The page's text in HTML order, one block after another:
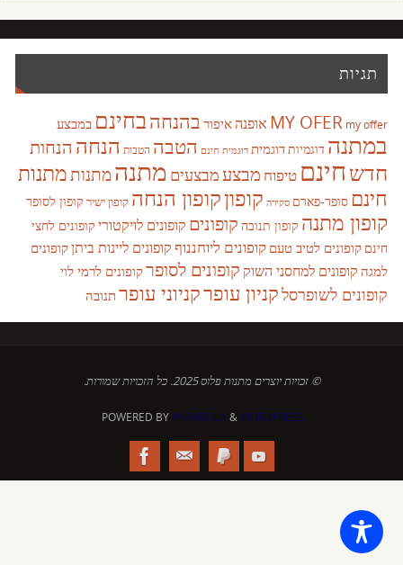
תגיות
MY OFER my offer אופנהאיפור בהנחהבחינם במבצע
במתנה דוגמיותדוגמית דוגמית חינם הטבה הטבות הנחה הנחות
חדשחינם טיפוח מבצעמבצעים מתנהמתנותמתנות
חינם סופר-פארם סקירה קופוןקופון הנחה קופון ישיר קופון לסופר
קופון מתנה קופון תנובה קופונים קופונים לויקטורי קופונים לחצי
חינם קופונים לטיב טעם קופונים ליוחננוףקופונים ליינות ביתןקופונים
למגה קופונים למחסני השוק קופונים לסופרקופונים לרמי לוי
קופונים לשופרסלקניון עופרקניוני עופרתנובה
© זכויות יוצרים מתנות פלוס 2025. כל הזכויות שמורות.
POWERED BY PARABOLA&WORDPRESS.